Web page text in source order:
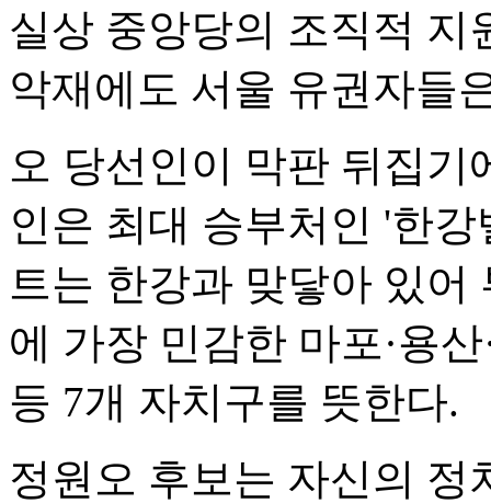
실상 중앙당의 조직적 지
악재에도 서울 유권자들
오 당선인이 막판 뒤집기
인은 최대 승부처인 '한
트는 한강과 맞닿아 있어
에 가장 민감한 마포·용산
등 7개 자치구를 뜻한다.
정원오 후보는 자신의 정